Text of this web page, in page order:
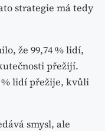
strategie má tedy
že 99,74 % lidí,
přežijí.
% lidí přežije, kvůli
smysl, ale